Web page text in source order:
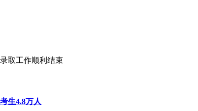
取工作顺利结束
生4.8万人